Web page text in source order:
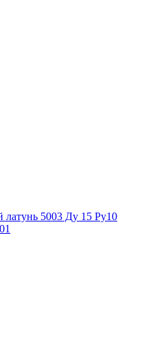
латунь 5003 Ду 15 Ру10